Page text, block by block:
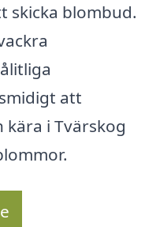
skicka blombud.
att
i Tvärskog